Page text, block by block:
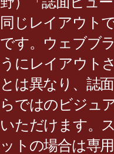
同じレイアウト
です。ウェブブ
うにレイアウト
とは異なり、誌
らではのビジュ
いただけます。
ットの場合は専